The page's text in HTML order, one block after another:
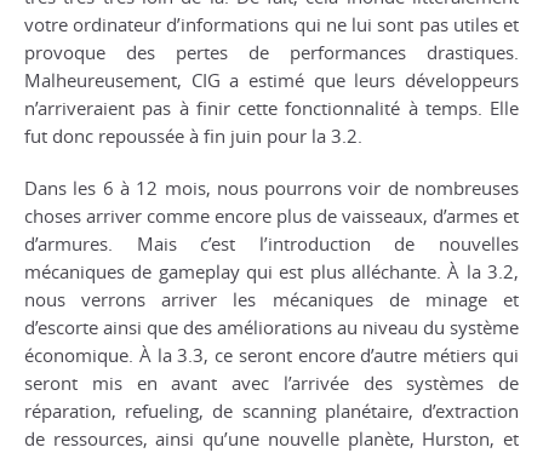
votre ordinateur d’informations qui ne lui sont pas utiles et
provoque des pertes de performances drastiques.
Malheureusement, CIG a estimé que leurs développeurs
n’arriveraient pas à finir cette fonctionnalité à temps. Elle
fut donc repoussée à fin juin pour la 3.2.
Dans les 6 à 12 mois, nous pourrons voir de nombreuses
choses arriver comme encore plus de vaisseaux, d’armes et
d’armures. Mais c’est l’introduction de nouvelles
mécaniques de gameplay qui est plus alléchante. À la 3.2,
nous verrons arriver les mécaniques de minage et
d’escorte ainsi que des améliorations au niveau du système
économique. À la 3.3, ce seront encore d’autre métiers qui
seront mis en avant avec l’arrivée des systèmes de
réparation, refueling, de scanning planétaire, d’extraction
de ressources, ainsi qu’une nouvelle planète, Hurston, et